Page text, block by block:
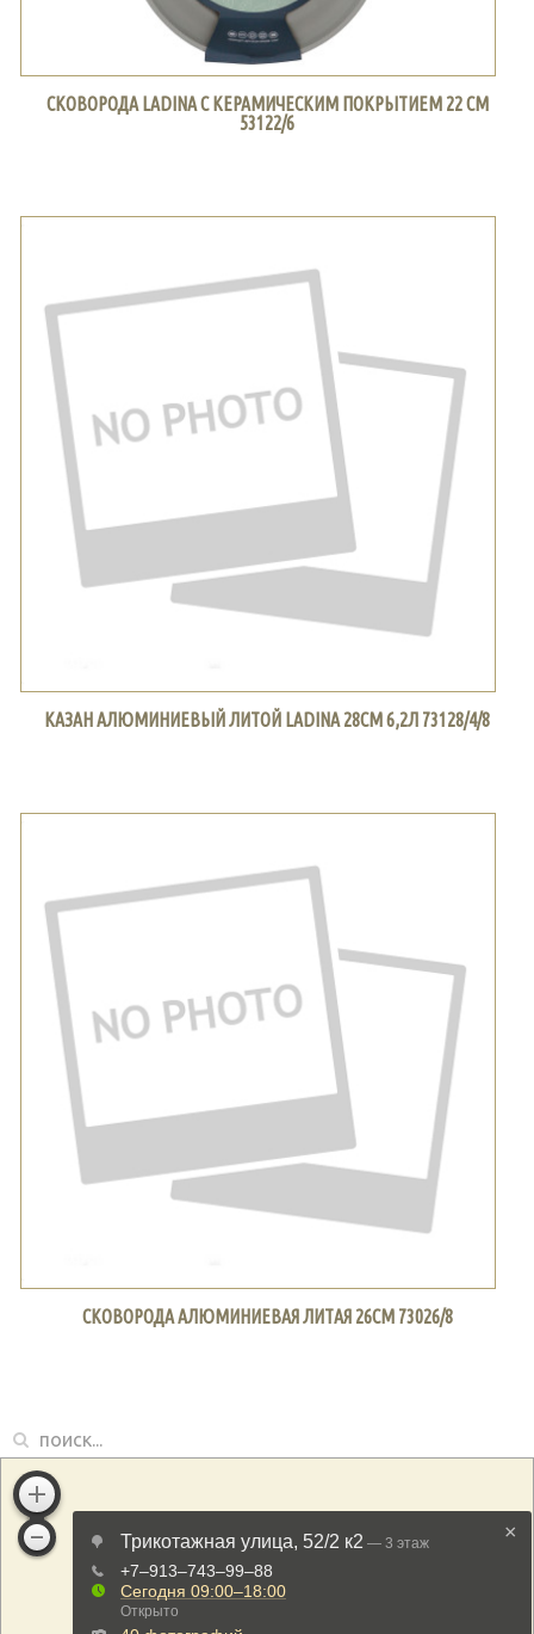
СКОВОРОДА LADINA С КЕРАМИЧЕСКИМ ПОКРЫТИЕМ 22 СМ
53122/6
КАЗАН АЛЮМИНИЕВЫЙ ЛИТОЙ LADINA 28СМ 6,2Л 73128/4/8
СКОВОРОДА АЛЮМИНИЕВАЯ ЛИТАЯ 26СМ 73026/8